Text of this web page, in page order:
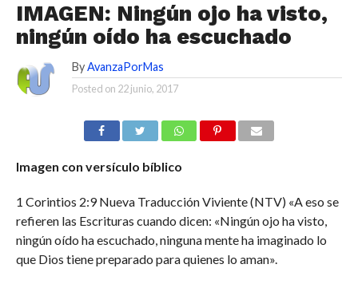
IMAGEN: Ningún ojo ha visto,
ningún oído ha escuchado
By AvanzaPorMas
Posted on 22 junio, 2017
Imagen con versículo bíblico
1 Corintios 2:9 Nueva Traducción Viviente (NTV) «A eso se
refieren las Escrituras cuando dicen: «Ningún ojo ha visto,
ningún oído ha escuchado, ninguna mente ha imaginado lo
que Dios tiene preparado para quienes lo aman».